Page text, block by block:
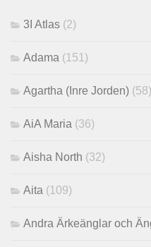
3I Atlas (2)
Adama (151)
Agartha (Inre Jorden) (58)
AiA Maria (36)
Aisha North (32)
Aita (109)
Andra Ärkeänglar och